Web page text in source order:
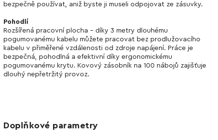
bezpečně používat, aniž byste ji museli odpojovat ze zásuvky.
Pohodlí
Rozšířená pracovní plocha - díky 3 metry dlouhému
pogumovanému kabelu můžete pracovat bez prodlužovacího
kabelu v přiměřené vzdálenosti od zdroje napájení. Práce je
bezpečná, pohodlná a efektivní díky ergonomickému
pogumovanému krytu. Kovový zásobník na 100 nábojů zajišťuje
dlouhý nepřetržitý provoz.
Doplňkové parametry